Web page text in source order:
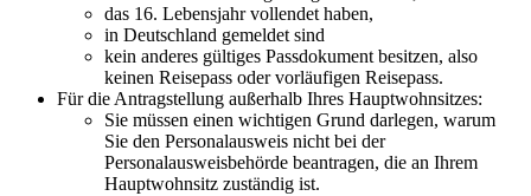
das 16. Lebensjahr vollendet haben,
in Deutschland gemeldet sind
kein anderes gültiges Passdokument besitzen, also
keinen Reisepass oder vorläufigen Reisepass.
Für die Antragstellung außerhalb Ihres Hauptwohnsitzes:
Sie müssen einen wichtigen Grund darlegen, warum
Sie den Personalausweis nicht bei der
Personalausweisbehörde beantragen, die an Ihrem
Hauptwohnsitz zuständig ist.